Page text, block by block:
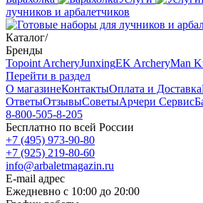
лучников и арбалетчиков
Каталог/
Бренды
Topoint ArcheryJunxingEK ArcheryMan
Перейти в раздел
О магазинеКонтактыОплата и Доставка
ОтветыОтзывыСоветыАрчери Сервис
8-800-505-8-205
Бесплатно по всей России
+7 (495) 973-90-80
+7 (925) 219-80-60
info@arbaletmagazin.ru
E-mail адрес
Ежедневно с 10:00 до 20:00